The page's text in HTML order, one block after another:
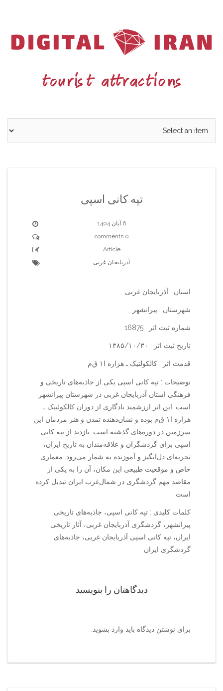
تپه کانی اسپی
6 آبان 1404
0 comments
Article
آذربایجان غربی
استان : آذربایجان غربی
شهرستان : پیرانشهر
شماره ثبت اثر : 16875
تاریخ ثبت اثر : ۱۳۸۵/۱۰/۳۰
قدمت اثر : کالکولتیک ـ هزاره ا۱ ق‌م‌
نوضیحات : تپه کانی اسپی یکی از جاذبه‌های تاریخی و
فرهنگی استان آذربایجان غربی در شهرستان پیرانشهر
است. این اثر ارزشمند یادگاری از دوران کالکولتیک ـ
هزاره ا۱ ق‌م‌ بوده و نشان‌دهنده تمدن و هنر مردمان این
سرزمین در دوره‌های گذشته است. بازدید از تپه کانی
اسپی برای گردشگران و علاقه‌مندان به تاریخ ایران،
تجربه‌ای دل‌انگیز و آموزنده به شمار می‌رود. معماری
خاص و موقعیت طبیعی این مکان، آن را به یکی از
مقاصد مهم گردشگری در شمال‌غرب ایران تبدیل کرده
است.
کلمات کلیدی : تپه کانی اسپی، جاذبه‌های تاریخی
پیرانشهر، گردشگری آذربایجان غربی، آثار تاریخی
ایران، تپه کانی اسپی آذربایجان غربی، جاذبه‌های
گردشگری ایران
دیدگاهتان را بنویسید
برای نوشتن دیدگاه باید وارد بشوید